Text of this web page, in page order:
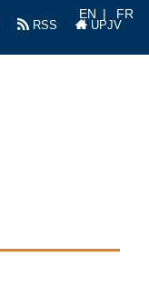
RSS UPJV
EN FR